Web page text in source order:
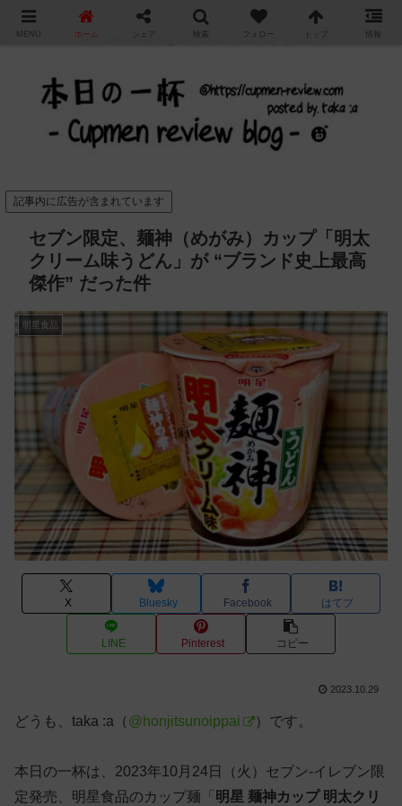
カップ麺の新商品をレビュー / アレンジするブログ
記事内に広告が含まれています
セブン限定、麺神（めがみ）カップ「明太
クリーム味うどん」が “ブランド史上最高
傑作” だった件
明星食品
X Bluesky Facebook はてブ
LINE Pinterest コピー
2023.10.29
どうも、taka :a（ @honjitsunoippai ）です。
本日の一杯は、2023年10月24日（火）セブン-イレブン限
定発売、明星食品のカップ麺「 明星 麺神カップ 明太クリ
MENU ホーム シェア 検索 フォロー トップ 情報